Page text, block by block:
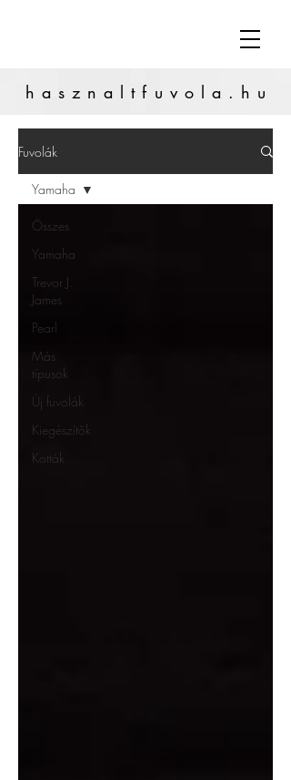
hasznaltfuvola.hu
Fuvolák
Összes
Yamaha
Trevor J.
James
Pearl
Más
típusok
Új fuvolák
Kiegészítõk
Kották
Yamaha